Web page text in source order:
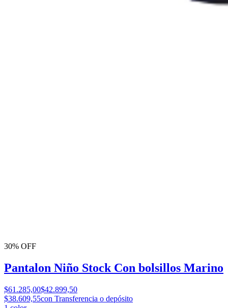
30% OFF
Pantalon Niño Stock Con bolsillos Marino
$61.285,00$42.899,50
$38.609,55con Transferencia o depósito